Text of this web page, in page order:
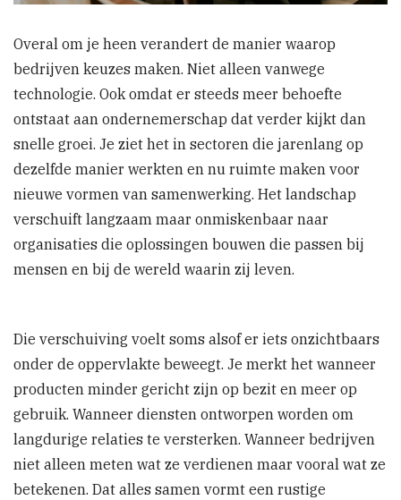
Overal om je heen verandert de manier waarop
bedrijven keuzes maken. Niet alleen vanwege
technologie. Ook omdat er steeds meer behoefte
ontstaat aan ondernemerschap dat verder kijkt dan
snelle groei. Je ziet het in sectoren die jarenlang op
dezelfde manier werkten en nu ruimte maken voor
nieuwe vormen van samenwerking. Het landschap
verschuift langzaam maar onmiskenbaar naar
organisaties die oplossingen bouwen die passen bij
mensen en bij de wereld waarin zij leven.
Die verschuiving voelt soms alsof er iets onzichtbaars
onder de oppervlakte beweegt. Je merkt het wanneer
producten minder gericht zijn op bezit en meer op
gebruik. Wanneer diensten ontworpen worden om
langdurige relaties te versterken. Wanneer bedrijven
niet alleen meten wat ze verdienen maar vooral wat ze
betekenen. Dat alles samen vormt een rustige